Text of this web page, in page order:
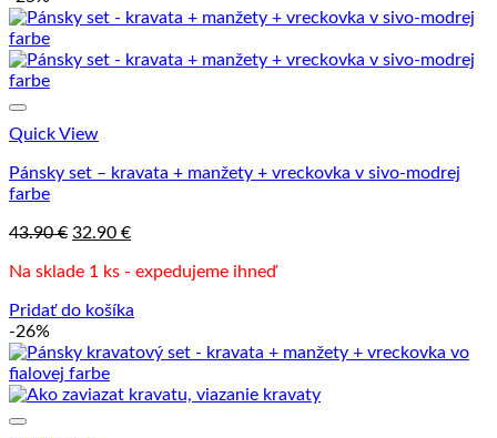
Quick View
Pánsky set – kravata + manžety + vreckovka v sivo-modrej
farbe
43.90€ Pôvodná
bola:
32.90 €Aktuálna
je:
Na sklade 1 ks - expedujeme ihneď
Pridať do košíka
-26%